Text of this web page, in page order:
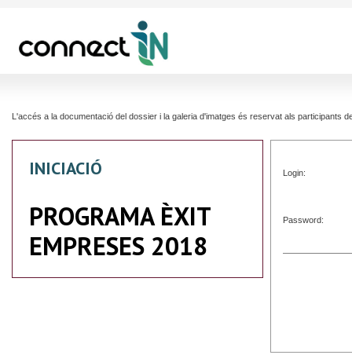
L'accés a la documentació del dossier i la galeria d'imatges és reservat als participants
INICIACIÓ
PROGRAMA ÈXIT
EMPRESES 2018
Login:
Password: